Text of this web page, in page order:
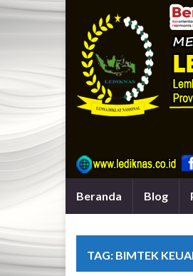
Beranda Blog
TAG: BIMTEK